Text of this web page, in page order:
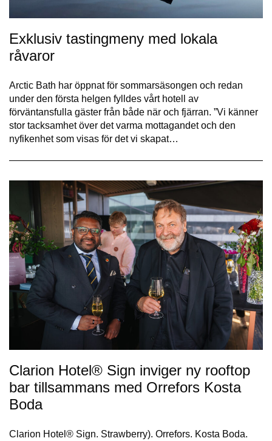
Exklusiv tastingmeny med lokala
råvaror
Arctic Bath har öppnat för sommarsäsongen och redan
under den första helgen fylldes vårt hotell av
förväntansfulla gäster från både när och fjärran. ”Vi känner
stor tacksamhet över det varma mottagandet och den
nyfikenhet som visas för det vi skapat…
Clarion Hotel® Sign inviger ny rooftop
bar tillsammans med Orrefors Kosta
Boda
Clarion Hotel® Sign. Strawberry). Orrefors. Kosta Boda.